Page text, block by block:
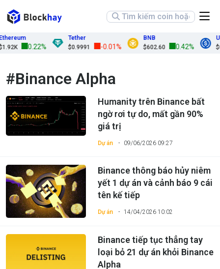
0.22%
Tether
$0.9991
-0.01%
BNB
$602.60
0.42%
#Binance Alpha
Dự án 09/06/2026 09:27
Humanity trên Binance bất
ngờ rơi tự do, mất gần 90%
giá trị
Dự án 14/04/2026 10:02
Binance thông báo hủy niêm
yết 1 dự án và cảnh báo 9 cái
tên kế tiếp
Binance tiếp tục thẳng tay
loại bỏ 21 dự án khỏi Binance
Alpha